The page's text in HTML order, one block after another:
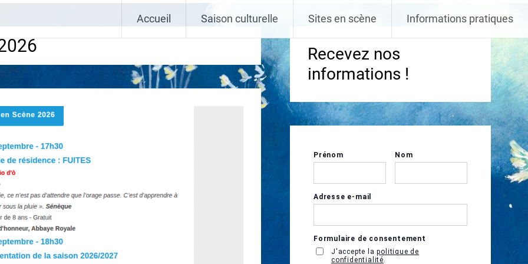
Accueil Saison culturelle Sites en scène Informations pratiques
Recevez nos
informations !